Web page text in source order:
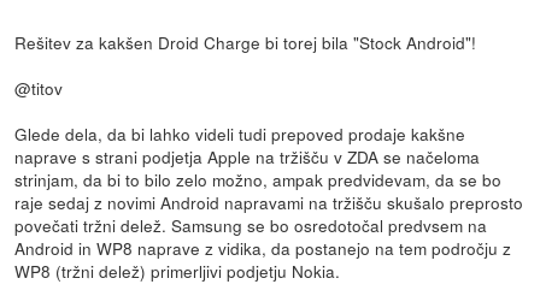
Rešitev za kakšen Droid Charge bi torej bila "Stock Android"!
@titov
Glede dela, da bi lahko videli tudi prepoved prodaje kakšne
naprave s strani podjetja Apple na tržišču v ZDA se načeloma
strinjam, da bi to bilo zelo možno, ampak predvidevam, da se bo
raje sedaj z novimi Android napravami na tržišču skušalo preprosto
povečati tržni delež. Samsung se bo osredotočal predvsem na
Android in WP8 naprave z vidika, da postanejo na tem področju z
WP8 (tržni delež) primerljivi podjetju Nokia.